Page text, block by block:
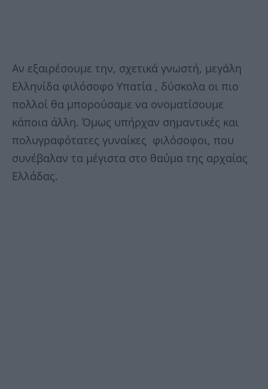
Αν εξαιρέσουμε την, σχετικά γνωστή, μεγάλη
Ελληνίδα φιλόσοφο Υπατία , δύσκολα οι πιο
πολλοί θα μπορούσαμε να ονοματίσουμε
κάποια άλλη. Όμως υπήρχαν σημαντικές και
πολυγραφότατες γυναίκες φιλόσοφοι, που
συνέβαλαν τα μέγιστα στο θαύμα της αρχαίας
Ελλάδας.